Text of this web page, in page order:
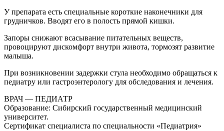
У препарата есть специальные короткие наконечники для
грудничков. Вводят его в полость прямой кишки.
Запоры снижают всасывание питательных веществ,
провоцируют дискомфорт внутри живота, тормозят развитие
малыша.
При возникновении задержки стула необходимо обращаться к
педиатру или гастроэнтерологу для обследования и лечения.
ВРАЧ — ПЕДИАТР
Образование: Сибирский государственный медицинский
университет.
Сертификат специалиста по специальности «Педиатрия»